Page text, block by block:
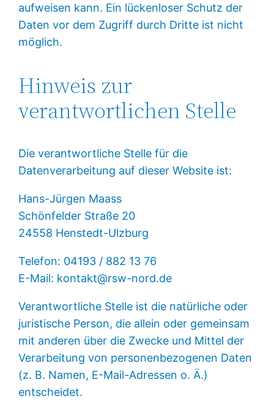
aufweisen kann. Ein lückenloser Schutz der
Daten vor dem Zugriff durch Dritte ist nicht
möglich.
Hinweis zur
verantwortlichen Stelle
Die verantwortliche Stelle für die
Datenverarbeitung auf dieser Website ist:
Hans-Jürgen Maass
Schönfelder Straße 20
24558 Henstedt-Ulzburg
Telefon: 04193 / 882 13 76
E-Mail: kontakt@rsw-nord.de
Verantwortliche Stelle ist die natürliche oder
juristische Person, die allein oder gemeinsam
mit anderen über die Zwecke und Mittel der
Verarbeitung von personenbezogenen Daten
(z. B. Namen, E-Mail-Adressen o. Ä.)
entscheidet.